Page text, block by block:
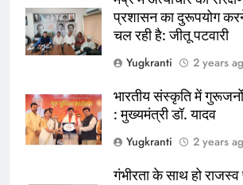
प्रशासन का दुरूपयोग
चल रही है: जीतू पटवारी
Yugkranti
2 years
भारतीय संस्कृति में गुरूजनों
: मुख्यमंत्री डॉ. यादव
Yugkranti
2 years
गंभीरता के साथ हो